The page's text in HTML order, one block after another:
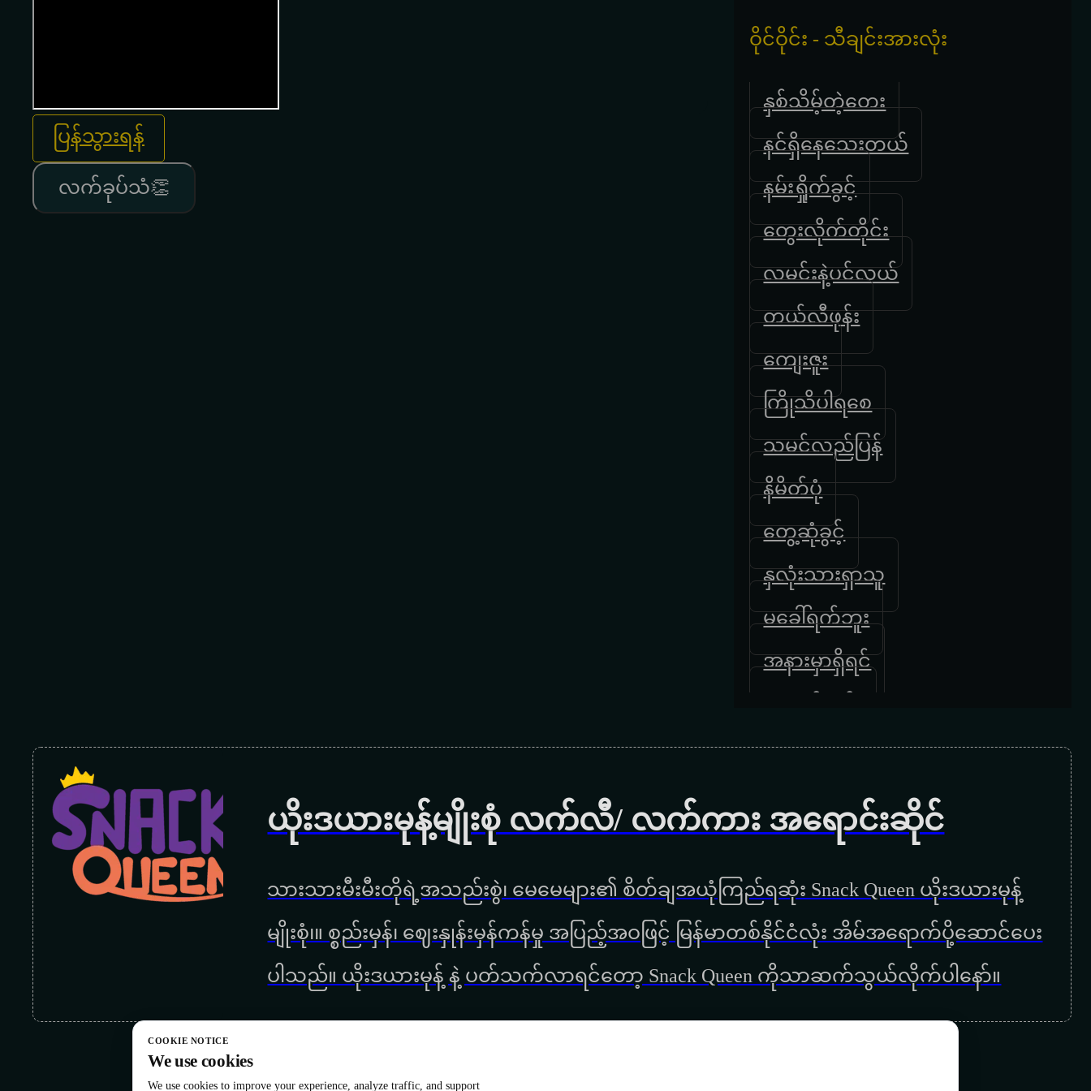
ပြန်သွားရန်
လက်ခုပ်သံ👏
ဝိုင်ဝိုင်း - သီချင်းအားလုံး
နှစ်သိမ့်တဲ့တေး
နင်ရှိနေသေးတယ်
နမ်းရှိုက်ခွင့်
တွေးလိုက်တိုင်း
လမင်းနဲ့ပင်လယ်
တယ်လီဖုန်း
ကျေးဇူး
ကြိုသိပါရ‌စေ
သမင်လည်ပြန်
နိမိတ်ပုံ
တွေ့ဆုံခွင့်
နှလုံးသားရှာသူ
မခေါ်ရက်ဘူး
အနားမှာရှိရင်
အချစ်ကိုကိုးကွယ်
မဆုံတဲ့ဖူးစာ
ဟိုတစ်ချိန်ကနှင်းဆီ
မေ့မှာပါ
နှလုံးသားတစ်စုံရဲ့ ဆန္ဒ
ယိုးဒယားမုန့်မျိုးစုံ လက်လီ/ လက်ကား အရောင်းဆိုင်
သားသားမီးမီးတိုရဲ့အသည်းစွဲ၊ မေမေများ၏ စိတ်ချအယုံကြည်ရဆုံး Snack Queen ယိုးဒယားမုန့်
မျိုးစုံ၊။ စ္စည်းမှန်၊ ‌ဈေးနှုန်းမှန်ကန်မှု အပြည့်အဝဖြင့် မြန်မာတစ်နိုင်ငံလုံး အိမ်အရောက်ပို့ဆောင်ပေး
ပါသည်။ ယိုးဒယားမုန့် နဲ့ ပတ်သက်လာရင်တော့ Snack Queen ကိုသာဆက်သွယ်လိုက်ပါနော်။
COOKIE NOTICE
We use cookies
We use cookies to improve your experience, analyze traffic, and support